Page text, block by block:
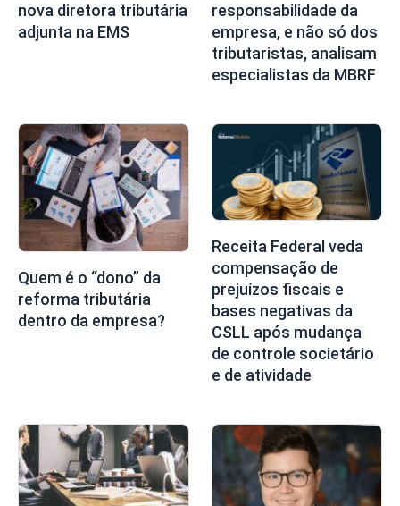
nova diretora tributária
adjunta na EMS
responsabilidade da
empresa, e não só dos
tributaristas, analisam
especialistas da MBRF
Quem é o “dono” da
reforma tributária
dentro da empresa?
Receita Federal veda
compensação de
prejuízos fiscais e
bases negativas da
CSLL após mudança
de controle societário
e de atividade